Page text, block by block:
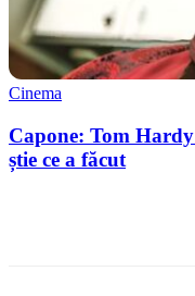
Cinema
Capone: Tom
știe ce a făcut